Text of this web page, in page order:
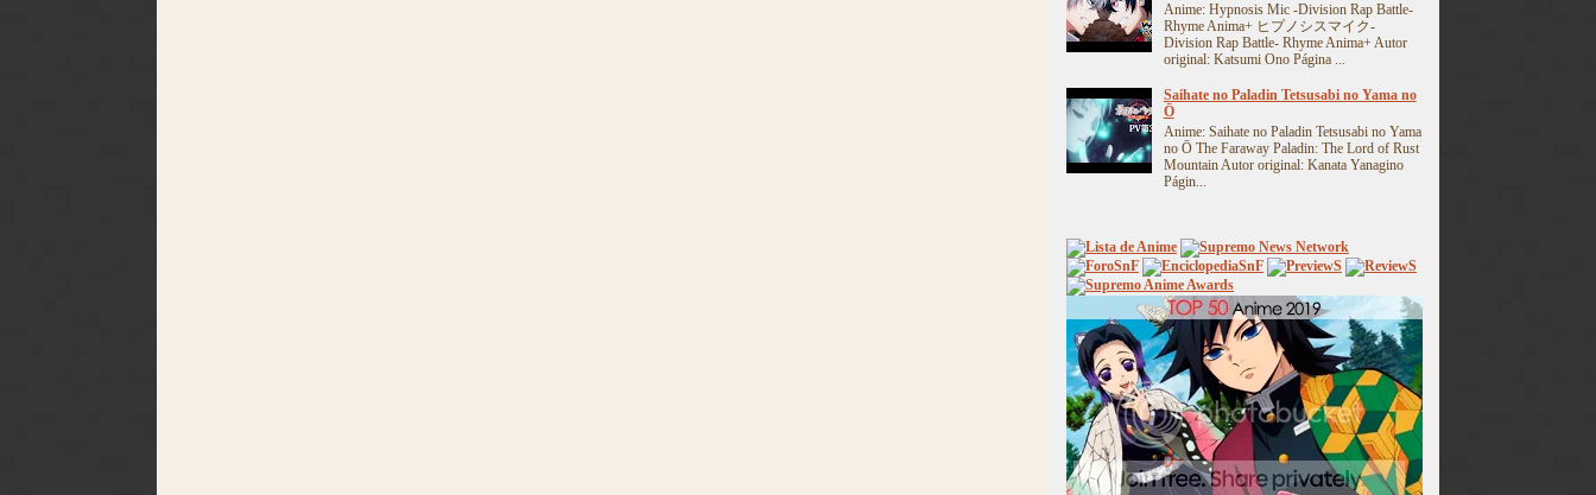
Anime: Hypnosis Mic -Division Rap Battle-
Rhyme Anima+ ヒプノシスマイク-
Division Rap Battle- Rhyme Anima+ Autor
original: Katsumi Ono Página ...
Saihate no Paladin Tetsusabi no Yama no
Ō
Anime: Saihate no Paladin Tetsusabi no Yama
no Ō The Faraway Paladin: The Lord of Rust
Mountain Autor original: Kanata Yanagino
Págin...